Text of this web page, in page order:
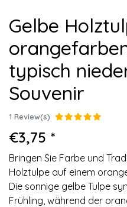
Gelbe
typisch
Souvenir
1 Review(s)
€3,75 *
Bringen Sie Farbe und
Holztulpe auf einem
Die sonnige gelbe Tulpe
Frühling, während der